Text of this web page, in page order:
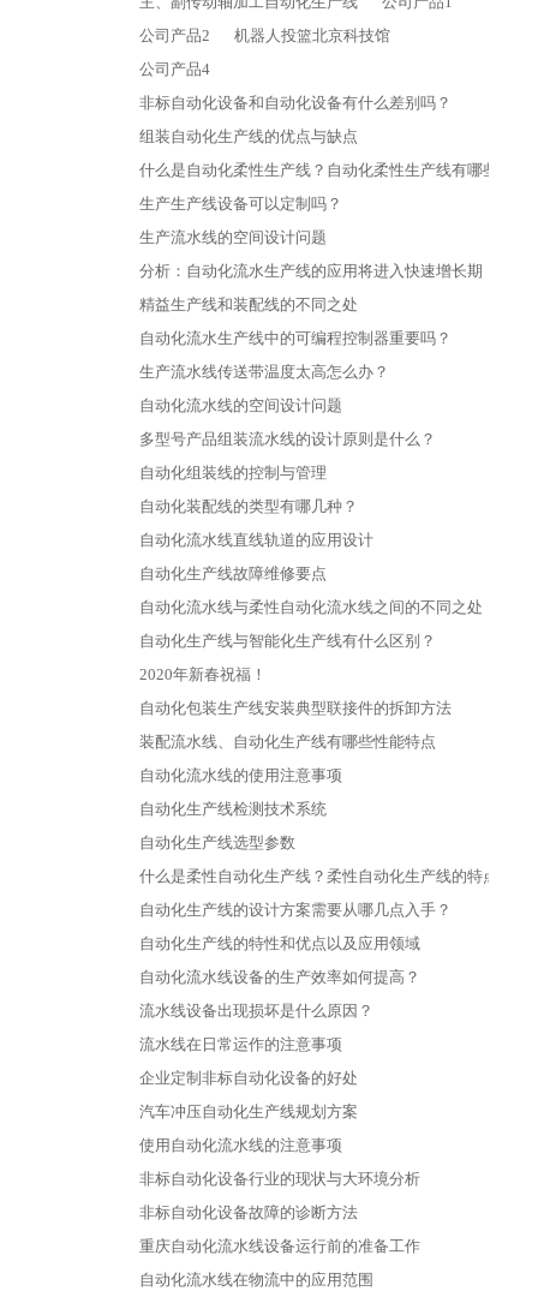
公司产品2
机器人投篮北京科技馆
公司产品4
非标自动化设备和自动化设备有什么差别吗？
组装自动化生产线的优点与缺点
什么是自动化柔性生产线？自动化柔性生产线有哪些特点
生产生产线设备可以定制吗？
生产流水线的空间设计问题
分析：自动化流水生产线的应用将进入快速增长期
精益生产线和装配线的不同之处
自动化流水生产线中的可编程控制器重要吗？
生产流水线传送带温度太高怎么办？
自动化流水线的空间设计问题
多型号产品组装流水线的设计原则是什么？
自动化组装线的控制与管理
自动化装配线的类型有哪几种？
自动化流水线直线轨道的应用设计
自动化生产线故障维修要点
自动化流水线与柔性自动化流水线之间的不同之处
自动化生产线与智能化生产线有什么区别？
2020年新春祝福！
自动化包装生产线安装典型联接件的拆卸方法
装配流水线、自动化生产线有哪些性能特点
自动化流水线的使用注意事项
自动化生产线检测技术系统
自动化生产线选型参数
什么是柔性自动化生产线？柔性自动化生产线的特点是什
自动化生产线的设计方案需要从哪几点入手？
自动化生产线的特性和优点以及应用领域
自动化流水线设备的生产效率如何提高？
流水线设备出现损坏是什么原因？
流水线在日常运作的注意事项
企业定制非标自动化设备的好处
汽车冲压自动化生产线规划方案
使用自动化流水线的注意事项
非标自动化设备行业的现状与大环境分析
非标自动化设备故障的诊断方法
重庆自动化流水线设备运行前的准备工作
自动化流水线在物流中的应用范围